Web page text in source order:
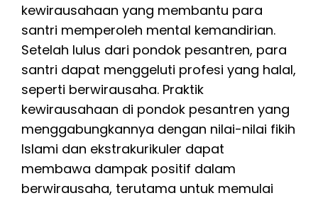
kewirausahaan yang membantu para
santri memperoleh mental kemandirian.
Setelah lulus dari pondok pesantren, para
santri dapat menggeluti profesi yang halal,
seperti berwirausaha. Praktik
kewirausahaan di pondok pesantren yang
menggabungkannya dengan nilai-nilai fikih
Islami dan ekstrakurikuler dapat
membawa dampak positif dalam
berwirausaha, terutama untuk memulai